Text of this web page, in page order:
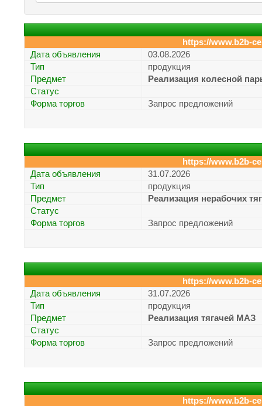
https://www.b2b-
Дата объявления
03.08.2026
Тип
продукция
Предмет
Реализация колесной
Статус
Форма торгов
Запрос предложений
https://www.b2b-
Дата объявления
31.07.2026
Тип
продукция
Предмет
Реализация нерабочих
Статус
Форма торгов
Запрос предложений
https://www.b2b-
Дата объявления
31.07.2026
Тип
продукция
Предмет
Реализация тягачей МАЗ
Статус
Форма торгов
Запрос предложений
https://www.b2b-